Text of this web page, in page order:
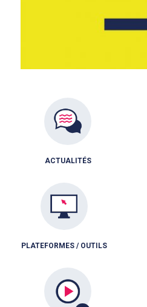
ACTUALITÉS
PLATEFORMES / OUTILS